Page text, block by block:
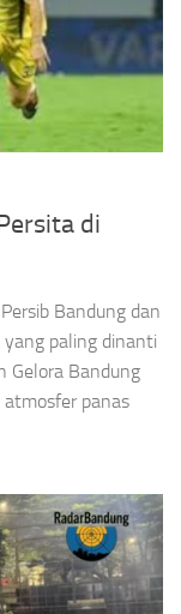
di
Bandung dan
yang paling dinanti
Gelora Bandung
panas